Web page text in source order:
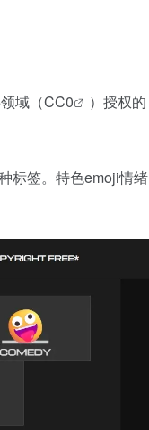
域（CC0
）授权的
标签。特色emoji情绪